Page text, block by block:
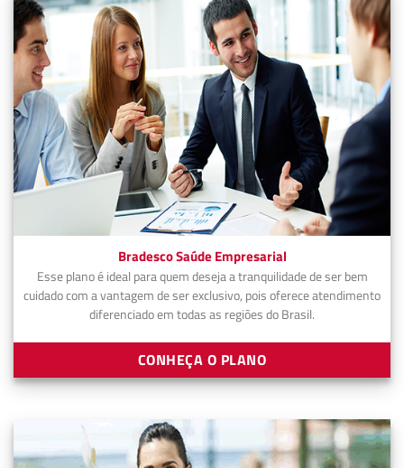
Bradesco Saúde Empresarial
Esse plano é ideal para quem deseja a tranquilidade de ser bem
cuidado com a vantagem de ser exclusivo, pois oferece atendimento
diferenciado em todas as regiões do Brasil.
CONHEÇA O PLANO